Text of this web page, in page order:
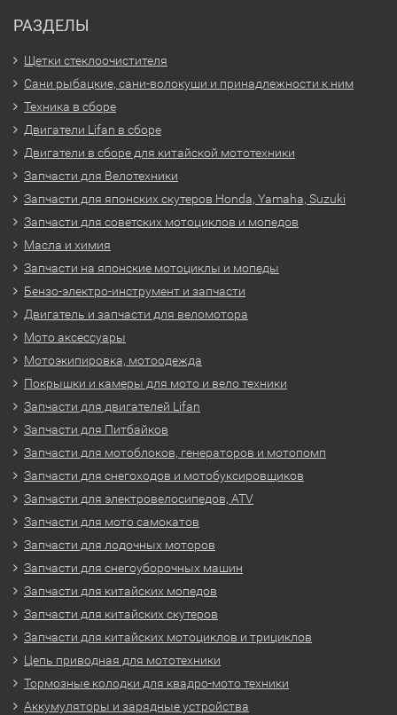
РАЗДЕЛЫ
Щетки стеклоочистителя
Сани рыбацкие, сани-волокуши и принадлежности к ним
Техника в сборе
Двигатели Lifan в сборе
Двигатели в сборе для китайской мототехники
Запчасти для Велотехники
Запчасти для японских скутеров Honda, Yamaha, Suzuki
Запчасти для советских мотоциклов и мопедов
Масла и химия
Запчасти на японские мотоциклы и мопеды
Бензо-электро-инструмент и запчасти
Двигатель и запчасти для веломотора
Мото аксессуары
Мотоэкипировка, мотоодежда
Покрышки и камеры для мото и вело техники
Запчасти для двигателей Lifan
Запчасти для Питбайков
Запчасти для мотоблоков, генераторов и мотопомп
Запчасти для снегоходов и мотобуксировщиков
Запчасти для электровелосипедов, ATV
Запчасти для мото самокатов
Запчасти для лодочных моторов
Запчасти для снегоуборочных машин
Запчасти для китайских мопедов
Запчасти для китайских скутеров
Запчасти для китайских мотоциклов и трициклов
Цепь приводная для мототехники
Тормозные колодки для квадро-мото техники
Аккумуляторы и зарядные устройства